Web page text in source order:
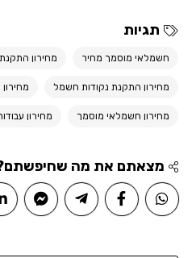
תגיות
חשמלאי מוסמך מחיר מחירון
מחירון התקנת נקודות חשמל
מחירון חשמלאי מוסמך מחירון
מצאתם את מה